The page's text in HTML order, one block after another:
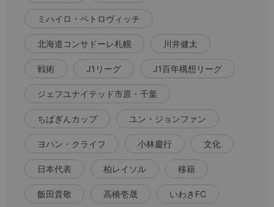
ミハイロ・ペトロヴィッチ
北海道コンサドーレ札幌 川井健太
戦術 J1リーグ J1百年構想リーグ
ジェフユナイテッド市原・千葉
ちばぎんカップ ユン・ジョンファン
ヨハン・クライフ 小林慶行 文化
日本代表 柏レイソル 移籍
飯田貴敬 高橋壱晟 いわきFC